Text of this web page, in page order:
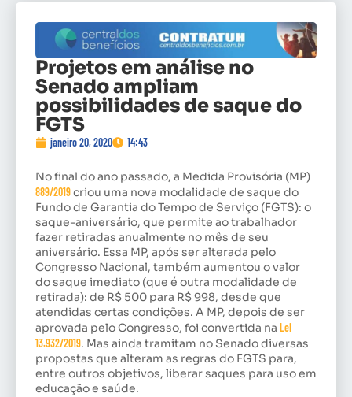
Projetos em análise no
Senado ampliam
possibilidades de saque do
FGTS
janeiro 20, 2020 14:43
No final do ano passado, a Medida Provisória (MP)
889/2019criou uma nova modalidade de saque do
Fundo de Garantia do Tempo de Serviço (FGTS): o
saque-aniversário, que permite ao trabalhador
fazer retiradas anualmente no mês de seu
aniversário. Essa MP, após ser alterada pelo
Congresso Nacional, também aumentou o valor
do saque imediato (que é outra modalidade de
retirada): de R$ 500 para R$ 998, desde que
atendidas certas condições. A MP, depois de ser
aprovada pelo Congresso, foi convertida na Lei
13.932/2019. Mas ainda tramitam no Senado diversas
propostas que alteram as regras do FGTS para,
entre outros objetivos, liberar saques para uso em
educação e saúde.